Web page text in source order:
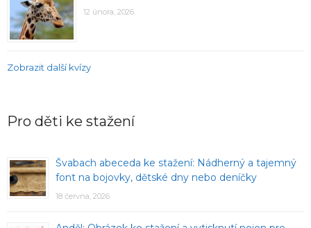
12 února, 2026
Zobrazit další kvízy
Pro děti ke stažení
Švabach abeceda ke stažení: Nádherný a tajemný
font na bojovky, dětské dny nebo deníčky
18 června, 2026